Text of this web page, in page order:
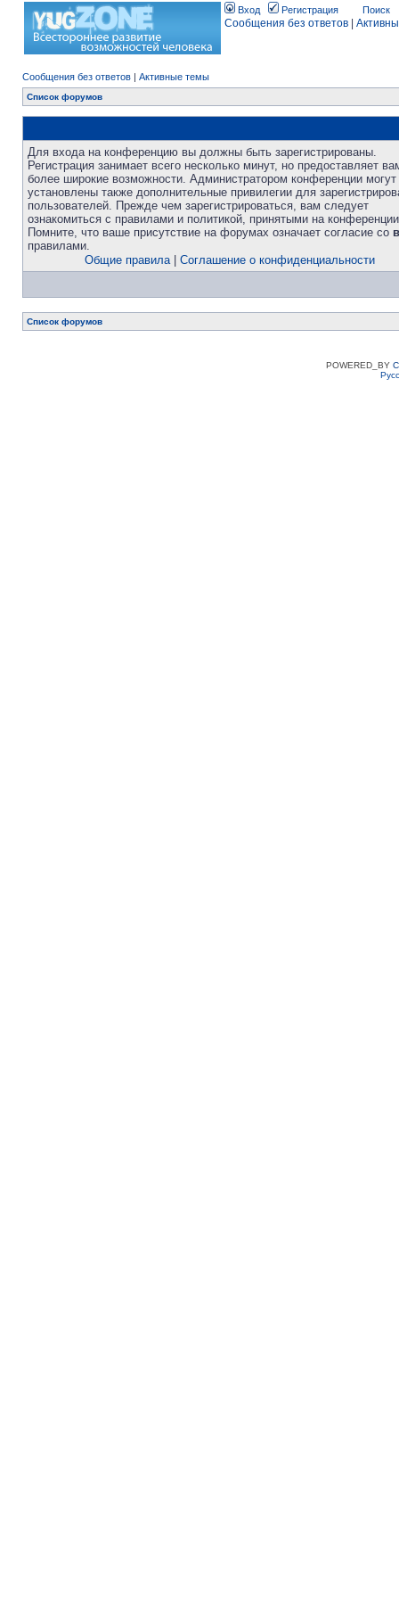
Вход Регистрация Поиск
Сообщения без ответов
Сообщения без ответов | Активные темы
Список форумов
Для входа на конференцию вы должны быть зарегистрированы.
Регистрация занимает всего несколько минут, но предоставляет
более широкие возможности. Администратором конференции
установлены также дополнительные привилегии для
пользователей. Прежде чем зарегистрироваться, вам следует
ознакомиться с правилами и политикой, принятыми на
Помните, что ваше присутствие на форумах означает согласие со
правилами.
Общие правила| Соглашение о конфиденциальности
Список форумов
POWERED_BY